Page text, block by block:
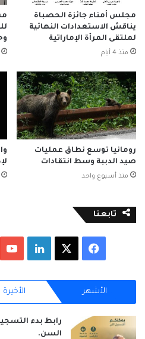
مجلس أمناء جائزة الحصباة
يناقش الاستعدادات النهائية
لملتقى المرأة الإماراتية
منذ 4 أيام
رومانيا توسع نطاق عمليات
صيد الدببة وسط انتقادات
منذ أسبوع واحد
تابعنا
فيسبوك لينكدإن
الأشهر الأخيرة
رابط بدء
السن.